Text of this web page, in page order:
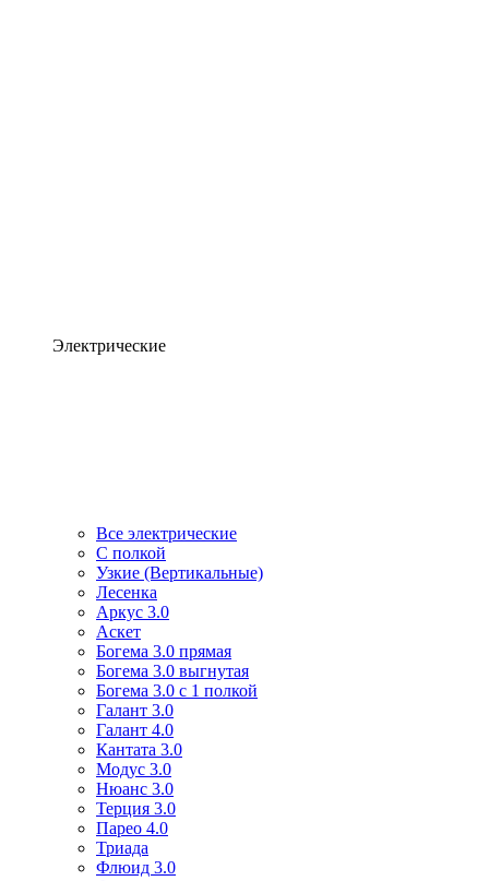
Электрические
Все электрические
С полкой
Узкие (Вертикальные)
Лесенка
Аркус 3.0
Аскет
Богема 3.0 прямая
Богема 3.0 выгнутая
Богема 3.0 с 1 полкой
Галант 3.0
Галант 4.0
Кантата 3.0
Модус 3.0
Нюанс 3.0
Терция 3.0
Парео 4.0
Триада
Флюид 3.0